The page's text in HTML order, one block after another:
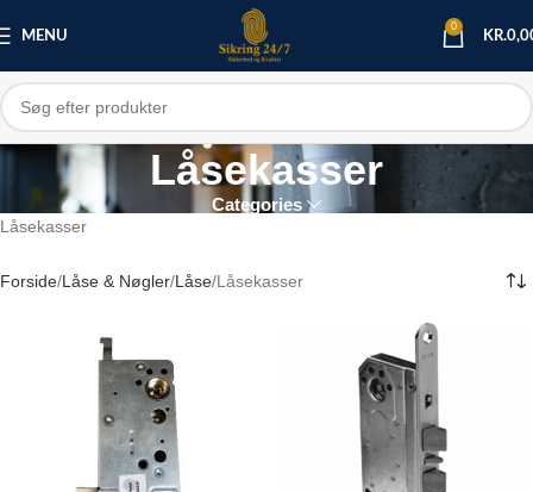
MENU
0
KR.
Låsekasser
Categories
Låsekasser
Forside Låse & Nøgler Låse Låsekasser